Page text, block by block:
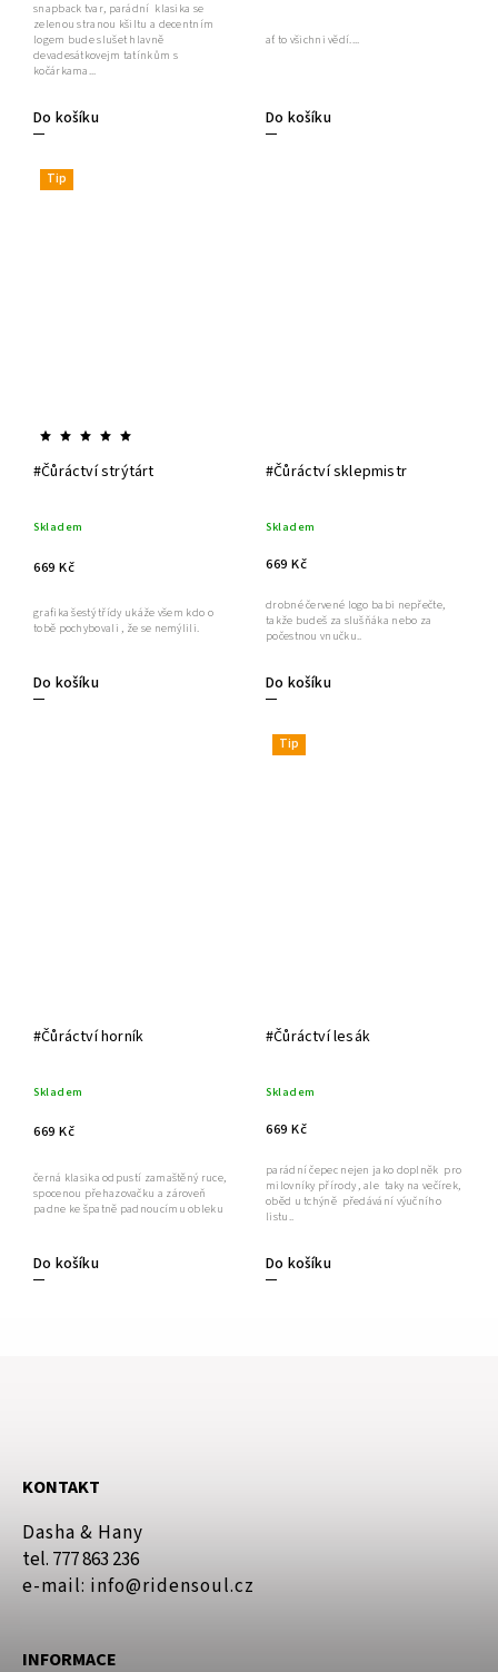
Do košíku
snapback tvar, parádní klasika se
zelenou stranou kšiltu a decentním
logem bude slušet hlavně
devadesátkovejm tatínkům s
kočárkama...
Do košíku
ať to všichni vědí....
Tip
#Čůráctví strýtárt
Skladem
669 Kč
Do košíku
grafika šestý třídy ukáže všem kdo o
tobě pochybovali , že se nemýlili.
#Čůráctví sklepmistr
Skladem
669 Kč
Do košíku
drobné červené logo babi nepřečte,
takže budeš za slušňáka nebo za
počestnou vnučku..
#Čůráctví horník
Skladem
669 Kč
Do košíku
černá klasika odpustí zamaštěný ruce,
spocenou přehazovačku a zároveň
padne ke špatně padnoucímu obleku
Tip
#Čůráctví lesák
Skladem
669 Kč
Do košíku
parádní čepec nejen jako doplněk pro
milovníky přírody , ale taky na večírek,
oběd u tchýně předávání výučního
listu..
KONTAKT
Dasha & Hany
tel. 777 863 236
e-mail: info@ridensoul.cz
INFORMACE